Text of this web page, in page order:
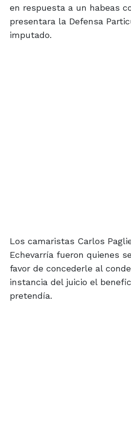
en respuesta a un habeas
presentara la Defensa
imputado.
Los camaristas Carlos
Echevarría fueron quienes
favor de concederle al
instancia del juicio el
pretendía.